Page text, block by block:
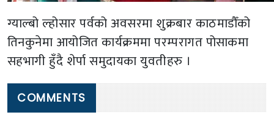
ग्याल्बो ल्होसार पर्वको अवसरमा शुक्रबार काठमाडौँको
तिनकुनेमा आयोजित कार्यक्रममा परम्परागत पोसाकमा
सहभागी हुँदै शेर्पा समुदायका युवतीहरु ।
COMMENTS